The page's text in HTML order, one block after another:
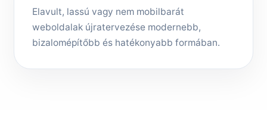
Elavult, lassú vagy nem mobilbarát
weboldalak újratervezése modernebb,
bizalomépítőbb és hatékonyabb formában.